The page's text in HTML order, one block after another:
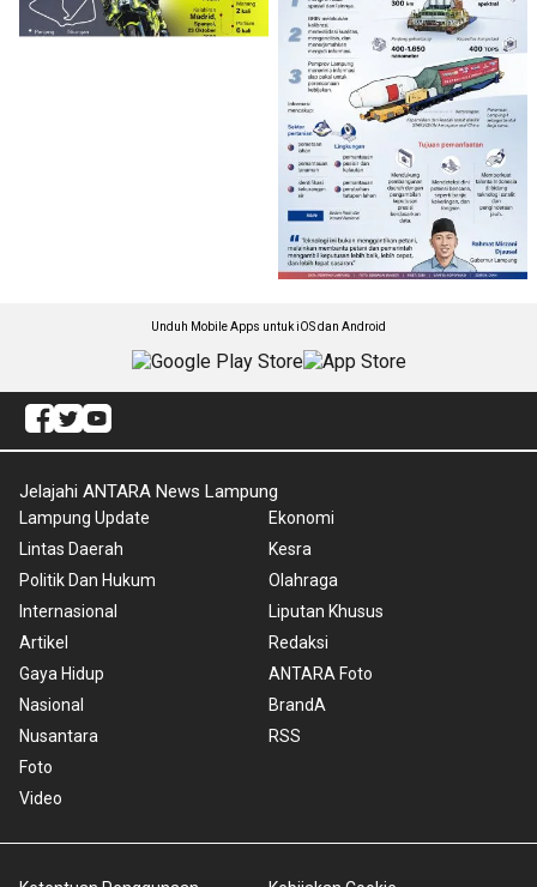
Unduh Mobile Apps untuk iOS dan Android
Jelajahi ANTARA News Lampung
Lampung Update
Lintas Daerah
Politik Dan Hukum
Internasional
Artikel
Gaya Hidup
Nasional
Nusantara
Foto
Video
Ekonomi
Kesra
Olahraga
Liputan Khusus
Redaksi
ANTARA Foto
BrandA
RSS